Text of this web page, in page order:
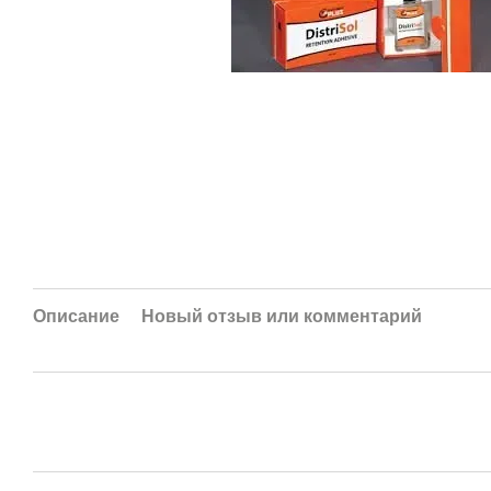
Описание Новый отзыв или комментарий